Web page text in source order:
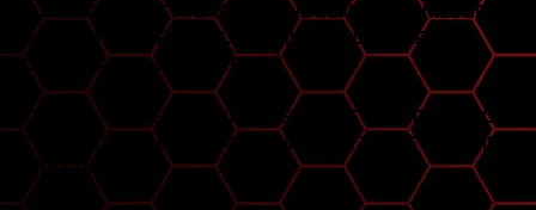
PLUSIEURS FOIS ET PERSONNE NE SEMBLE EN MESURE
DE RÉGLER VOTRE PROBLÈME ? IL EST POSSIBLE QUE
VOTRE CHÂSSIS SOIT DÉFORMÉ.
NOUS SOMMES EN MESURE D’EN FAIRE LA VÉRIFICATION
ET D’EFFECTUER LE REDRESSEMENT DE VOTRE CHÂSSIS
AU BESOIN.